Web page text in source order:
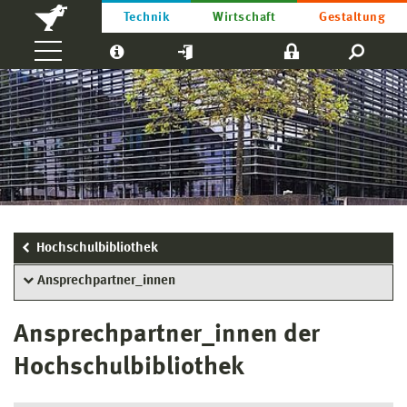
Technik Wirtschaft Gestaltung
Hochschulbibliothek
Ansprechpartner_innen
Ansprechpartner_innen der
Hochschulbibliothek